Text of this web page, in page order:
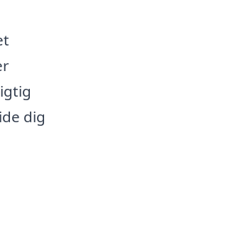
dig